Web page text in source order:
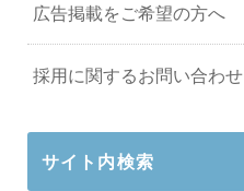
広告掲載をご希望の方へ
採用に関するお問い合わせ
サイト内検索